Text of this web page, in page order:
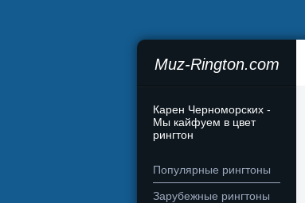
Muz-Rington.com
Карен Черноморских -
Мы кайфуем в цвет
рингтон
Популярные рингтоны
Зарубежные рингтоны